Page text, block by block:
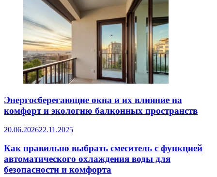
Энергосберегающие окна и их влияние на
комфорт и экологию балконных пространств
20.06.202622.11.2025
Как правильно выбрать смеситель с функцией
автоматического охлаждения воды для
безопасности и комфорта